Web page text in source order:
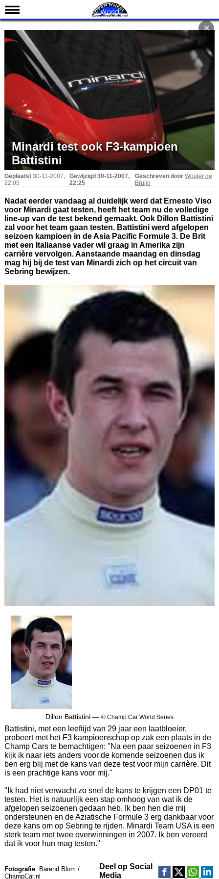
Nieuws
Kalender
Uitslagen
Standen
Teams
IndyCar 101
Indy 500
English
Minardi test ook F3-kampioen
Battistini
Geplaatst 30-11-2007,
22:05
Gewijzigd 30-11-2007,
22:25
Geschreven door Wouter de
Bruijn
Nadat eerder vandaag al duidelijk werd dat Ernesto Viso
voor Minardi gaat testen, heeft het team nu de volledige
line-up van de test bekend gemaakt. Ook Dillon Battistini
zal voor het team gaan testen. Battistini werd afgelopen
seizoen kampioen in de Asia Pacific Formule 3. De Brit
met een Italiaanse vader wil graag in Amerika zijn
carrière vervolgen. Aanstaande maandag en dinsdag
mag hij bij de test van Minardi zich op het circuit van
Sebring bewijzen.
✕
Dillon Battistini — © Champ Car World Series
Battistini, met een leeftijd van 29 jaar een laatbloeier,
probeert met het F3 kampioenschap op zak een plaats in de
Champ Cars te bemachtigen: "Na een paar seizoenen in F3
kijk ik naar iets anders voor de komende seizoenen dus ik
ben erg blij met de kans van deze test voor mijn carrière. Dit
is een prachtige kans voor mij."
"Ik had niet verwacht zo snel de kans te krijgen een DP01 te
testen. Het is natuurlijk een stap omhoog van wat ik de
afgelopen seizoenen gedaan heb. Ik ben hen die mij
ondersteunen en de Aziatische Formule 3 erg dankbaar voor
deze kans om op Sebring te rijden. Minardi Team USA is een
sterk team met twee overwinningen in 2007. Ik ben vereerd
dat ik voor hun mag testen."
Fotografie
Barend Blom /
ChampCar.nl
Deel op Social
Media